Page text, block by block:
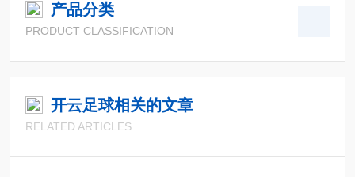
产品分类
PRODUCT CLASSIFICATION
开云足球相关的文章
RELATED ARTICLES